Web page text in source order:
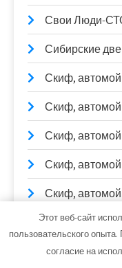
Свои Люди-
Сибирские
Скиф,
Скиф,
Скиф,
Скиф,
Скиф,
Скиф,
Солексавто-
Этот веб-сайт
пользовательского
согласие на